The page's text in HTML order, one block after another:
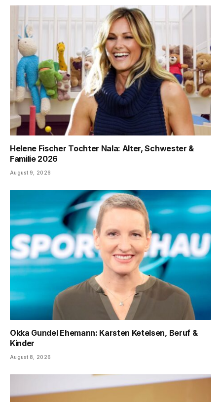
Helene Fischer Tochter Nala: Alter, Schwester &
Familie 2026
August 9, 2026
Okka Gundel Ehemann: Karsten Ketelsen, Beruf &
Kinder
August 8, 2026